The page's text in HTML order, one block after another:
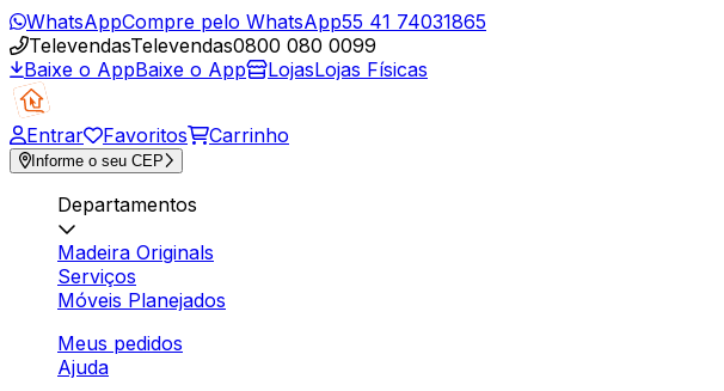
WhatsAppCompre pelo WhatsApp55 41 74031865
TelevendasTelevendas0800 080 0099
Baixe o AppBaixe o App LojasLojas Físicas
Entrar Favoritos Carrinho
Informe o seu CEP
Departamentos
Madeira Originals
Serviços
Móveis Planejados
Meus pedidos
Ajuda